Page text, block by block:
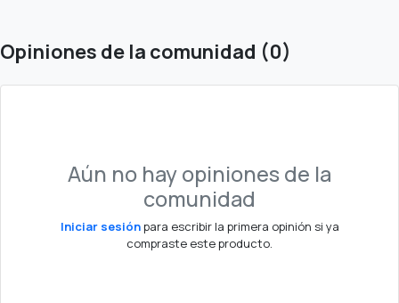
Opiniones de la comunidad (0)
Aún no hay opiniones de la
comunidad
Iniciar sesiónpara escribir la primera opinión si ya
compraste este producto.